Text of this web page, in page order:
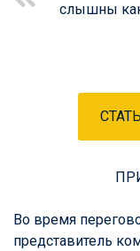
слышны
Во время
представитель